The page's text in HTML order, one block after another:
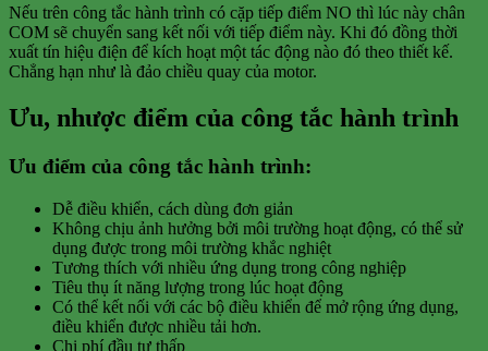
Nếu trên công tắc hành trình có cặp tiếp điểm NO thì lúc này chân
COM sẽ chuyển sang kết nối với tiếp điểm này. Khi đó đồng thời
xuất tín hiệu điện để kích hoạt một tác động nào đó theo thiết kế.
Chẳng hạn như là đảo chiều quay của motor.
Ưu, nhược điểm của công tắc hành trình
Ưu điểm của công tắc hành trình:
Dễ điều khiển, cách dùng đơn giản
Không chịu ảnh hưởng bởi môi trường hoạt động, có thể sử
dụng được trong môi trường khắc nghiệt
Tương thích với nhiều ứng dụng trong công nghiệp
Tiêu thụ ít năng lượng trong lúc hoạt động
Có thể kết nối với các bộ điều khiển để mở rộng ứng dụng,
điều khiển được nhiều tải hơn.
Chi phí đầu tư thấp